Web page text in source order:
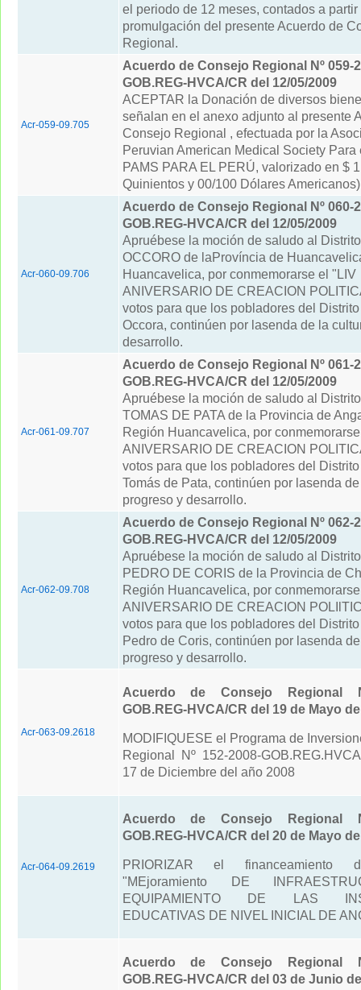
el periodo de 12 meses, contados a
promulgación del presente Acuerdo de
Regional.
Acr-059-09.705
Acuerdo de Consejo Regional Nº 059-
GOB.REG-HVCA/CR del 12/05/2009
ACEPTAR la Donación de diversos
señalan en el anexo adjunto al presente
Consejo Regional , efectuada por la
Peruvian American Medical Society Para
PAMS PARA EL PERÚ, valorizado en $
Quinientos y 00/100 Dólares
Acr-060-09.706
Acuerdo de Consejo Regional Nº 060-
GOB.REG-HVCA/CR del 12/05/2009
Apruébese la moción de saludo al
OCCORO de laProvíncia de
Huancavelica, por conmemorarse el "LIV
ANIVERSARIO DE CREACION
votos para que los pobladores del
Occora, continúen por lasenda de la
desarrollo.
Acr-061-09.707
Acuerdo de Consejo Regional Nº 061-
GOB.REG-HVCA/CR del 12/05/2009
Apruébese la moción de saludo al
TOMAS DE PATA de la Provincia de
Región Huancavelica, por
ANIVERSARIO DE CREACION
votos para que los pobladores del
Tomás de Pata, continúen por lasenda
progreso y desarrollo.
Acr-062-09.708
Acuerdo de Consejo Regional Nº 062-
GOB.REG-HVCA/CR del 12/05/2009
Apruébese la moción de saludo al
PEDRO DE CORIS de la Provincia de
Región Huancavelica, por
ANIVERSARIO DE CREACION
votos para que los pobladores del
Pedro de Coris, continúen por lasenda
progreso y desarrollo.
Acr-063-09.2618
Acuerdo de Consejo Regional
GOB.REG-HVCA/CR del 19 de Mayo
MODIFIQUESE el Programa de
Regional Nº 152-2008-
17 de Diciembre del año 2008
Acr-064-09.2619
Acuerdo de Consejo Regional
GOB.REG-HVCA/CR del 20 de Mayo
PRIORIZAR el financeamiento
"MEjoramiento DE
EQUIPAMIENTO DE LAS
EDUCATIVAS DE NIVEL INICIAL DE
Acuerdo de Consejo Regional
GOB.REG-HVCA/CR del 03 de Junio